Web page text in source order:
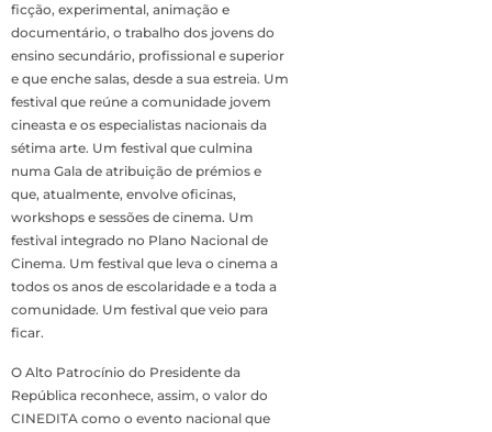
ficção, experimental, animação e
documentário, o trabalho dos jovens do
ensino secundário, profissional e superior
e que enche salas, desde a sua estreia. Um
festival que reúne a comunidade jovem
cineasta e os especialistas nacionais da
sétima arte. Um festival que culmina
numa Gala de atribuição de prémios e
que, atualmente, envolve oficinas,
workshops e sessões de cinema. Um
festival integrado no Plano Nacional de
Cinema. Um festival que leva o cinema a
todos os anos de escolaridade e a toda a
comunidade. Um festival que veio para
ficar.
O Alto Patrocínio do Presidente da
República reconhece, assim, o valor do
CINEDITA como o evento nacional que